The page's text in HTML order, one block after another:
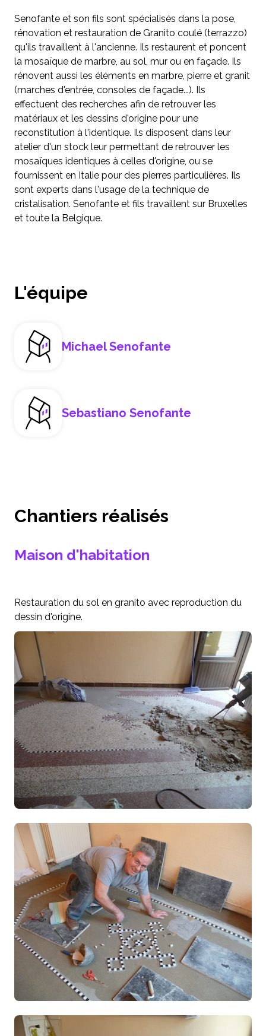
Senofante et son fils sont spécialisés dans la pose,
rénovation et restauration de Granito coulé (terrazzo)
qu'ils travaillent à l'ancienne. Ils restaurent et poncent
la mosaïque de marbre, au sol, mur ou en façade. Ils
rénovent aussi les éléments en marbre, pierre et granit
(marches d'entrée, consoles de façade...). Ils
effectuent des recherches afin de retrouver les
matériaux et les dessins d'origine pour une
reconstitution à l'identique. Ils disposent dans leur
atelier d'un stock leur permettant de retrouver les
mosaïques identiques à celles d'origine, ou se
fournissent en Italie pour des pierres particulières. Ils
sont experts dans l'usage de la technique de
cristalisation. Senofante et fils travaillent sur Bruxelles
et toute la Belgique.
L'équipe
Michael Senofante
Sebastiano Senofante
Chantiers réalisés
Maison d'habitation
Restauration du sol en granito avec reproduction du
dessin d'origine.